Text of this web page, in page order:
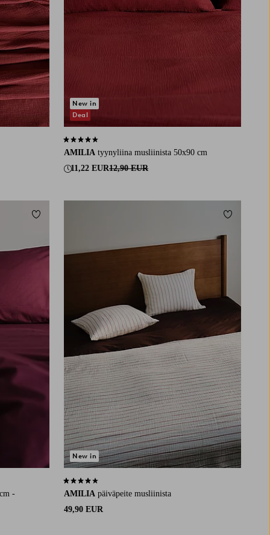
AMILIA tyynyliina musliinista 50x90 cm
11,22 EUR12,90 EUR
4,4 perustuen 9 arvosanaan
New in
Deal
-
Lisää suosikkeihin
AMILIA päiväpeite musliinista
49,90 EUR
4,0 perustuen 33 arvosanaan
New in
Lisää
150X260180X260260X260